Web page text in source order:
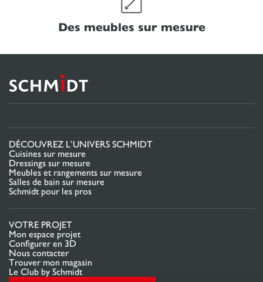
Des meubles sur mesure
DÉCOUVREZ L’UNIVERS SCHMIDT
Cuisines sur mesure
Dressings sur mesure
Meubles et rangements sur mesure
Salles de bain sur mesure
Schmidt pour les pros
VOTRE PROJET
Mon espace projet
Configurer en 3D
Nous contacter
Trouver mon magasin
Le Club by Schmidt